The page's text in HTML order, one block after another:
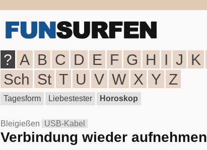
? A B C D E F G H I J K
Sch St T U V W X Y Z
Tagesform Liebestester Horoskop
Bleigießen USB-Kabel
Verbindung wieder aufnehmen